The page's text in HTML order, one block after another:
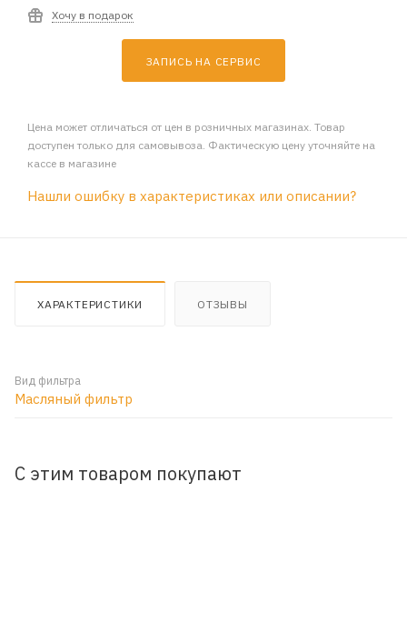
Хочу в подарок
ЗАПИСЬ НА СЕРВИС
Цена может отличаться от цен в розничных магазинах. Товар
доступен только для самовывоза. Фактическую цену уточняйте на
кассе в магазине
Нашли ошибку в характеристиках или описании?
ХАРАКТЕРИСТИКИ ОТЗЫВЫ
Вид фильтра
Масляный фильтр
С этим товаром покупают